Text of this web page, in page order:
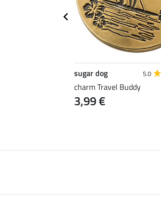
sugar dog 5.0
charm Travel Buddy
3,99 €